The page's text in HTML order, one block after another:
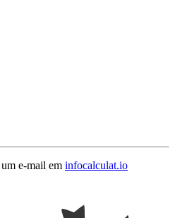
e-mail em infocalculat.io